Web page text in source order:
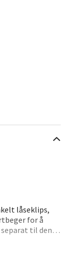
låseklips,
for å
til den
(lokket